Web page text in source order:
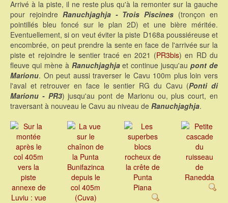
Arrivé à la piste, il ne reste plus qu'à la remonter sur la gauche
pour rejoindre Ranuchjaghja - Trois Piscines (tronçon en
pointillés bleu foncé sur le plan 2D) et une bière méritée.
Eventuellement, si on veut éviter la piste D168a poussiéreuse et
encombrée, on peut prendre la sente en face de l'arrivée sur la
piste et rejoindre le sentier tracé en 2021 (PR3bis) en RD du
fleuve qui mène à Ranuchjaghjaet continue jusqu'aupont de
Marionu. On peut aussi traverser le Cavu 100m plus loin vers
l'aval et retrouver en face le sentier RG du Cavu (Ponti di
Marionu - PR3) jusqu'au pont de Marionu ou, plus court, en
traversant à nouveau le Cavu au niveau de Ranuchjaghja.